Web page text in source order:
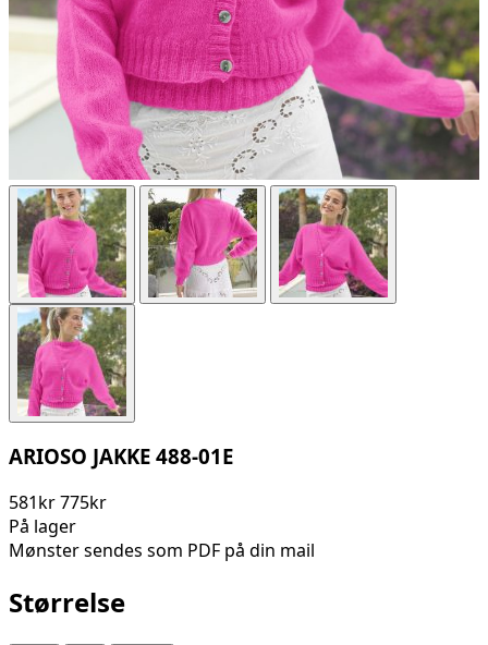
ARIOSO JAKKE 488-01E
581kr775kr
På lager
Mønster sendes som PDF på din mail
Størrelse